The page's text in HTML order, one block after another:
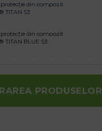
din compozit
TITAN S3
din compozit
TITAN BLUE S3
PRODUSELOR